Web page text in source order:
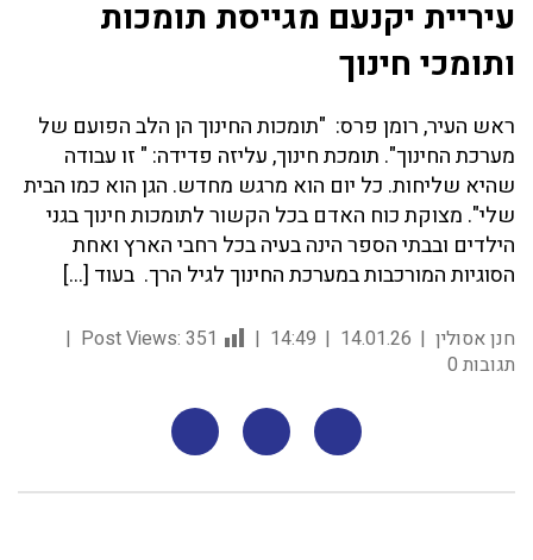
עיריית יקנעם מגייסת תומכות
ותומכי חינוך
ראש העיר, רומן פרס: "תומכות החינוך הן הלב הפועם של
מערכת החינוך". תומכת חינוך, עליזה פדידה: " זו עבודה
שהיא שליחות. כל יום הוא מרגש מחדש. הגן הוא כמו הבית
שלי". מצוקת כוח האדם בכל הקשור לתומכות חינוך בגני
הילדים ובבתי הספר הינה בעיה בכל רחבי הארץ ואחת
הסוגיות המורכבות במערכת החינוך לגיל הרך. בעוד […]
חנן אסולין 14.01.26
14:49
Post Views: 351
תגובות 0